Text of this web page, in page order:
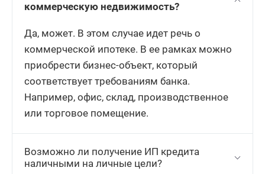
коммерческую недвижимость?
Да, может. В этом случае идет речь о
коммерческой ипотеке. В ее рамках можно
приобрести бизнес-объект, который
соответствует требованиям банка.
Например, офис, склад, производственное
или торговое помещение.
Возможно ли получение ИП кредита
наличными на личные цели?